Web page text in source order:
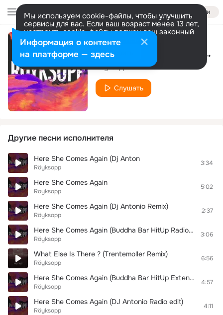
Войти
Мы используем cookie-файлы, чтобы улучшить
сервисы для вас. Если ваш возраст менее 13 лет,
настроить cookie-файлы должен ваш законный
представитель. Больше информации
Разрешить все Настроить Here She Comes Again (Dj Nejtrino & Dj Baur Remix)
Röyksopp
Слушать
Другие песни исполнителя
Here She Comes Again (Dj Anton
Röyksopp
3:34
Here She Comes Again
Royksopp
5:02
Here She Comes Again (Dj Antonio Remix)
Röyksopp
2:37
Here She Comes Again (Buddha Bar HitUp Radio Mix)
Röyksopp
3:06
What Else Is There ? (Trentemoller Remix)
Röyksopp
6:56
Here She Comes Again (Buddha Bar HitUp Extended Mix)
Röyksopp
4:57
Here She Comes Again (DJ Antonio Radio edit)
Röyksopp
4:11
Информация о контенте
на платформе — здесь